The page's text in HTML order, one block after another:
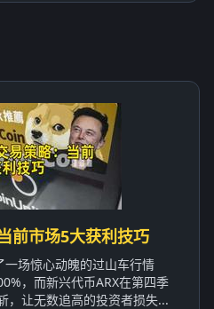
前市场5大获利技巧
场惊心动魄的过山车行情
，而新兴代币ARX在第四季
，让无数追高的投资者损失...